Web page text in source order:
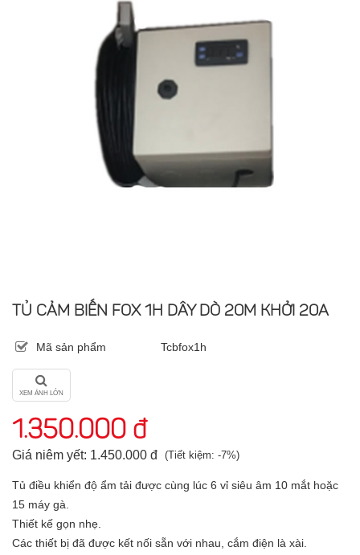
TỦ CẢM BIẾN FOX 1H DÂY DÒ 20M KHỞI 20A
Mã sản phẩm Tcbfox1h
XEM ẢNH LỚN
1.350.000 đ
Giá niêm yết: 1.450.000 đ (Tiết kiệm: -7%)
Tủ điều khiển độ ẩm tải được cùng lúc 6 vỉ siêu âm 10 mắt hoặc
15 máy gà.
Thiết kế gọn nhẹ.
Các thiết bị đã được kết nối sẵn với nhau, cắm điện là xài.